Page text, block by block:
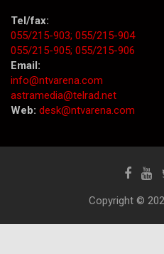
Tel/fax:
055/215-903; 055/215-904
055/215-905; 055/215-906
Email:
info@ntvarena.com
astramedia@telrad.net
Web: desk@ntvarena.com
Copyright ©